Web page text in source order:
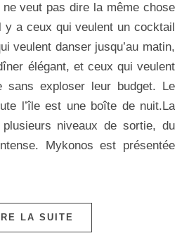
veut pas dire la même chose
y a ceux qui veulent un cocktail
veulent danser jusqu’au matin,
élégant, et ceux qui veulent
sans exploser leur budget. Le
l’île est une boîte de nuit.La
niveaux de sortie, du
Mykonos est présentée
LA SUITE